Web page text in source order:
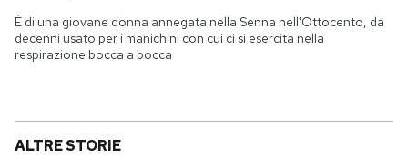
È di una giovane donna annegata nella Senna nell'Ottocento, da
decenni usato per i manichini con cui ci si esercita nella
respirazione bocca a bocca
ALTRE STORIE